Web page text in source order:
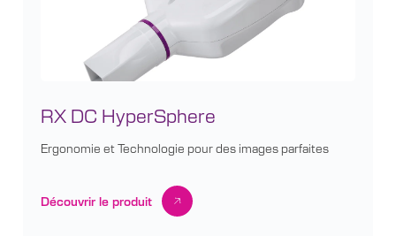
RX DC HyperSphere
Ergonomie et Technologie pour des images parfaites
Découvrir le produit